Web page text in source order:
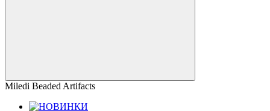
Miledi Beaded Artifacts